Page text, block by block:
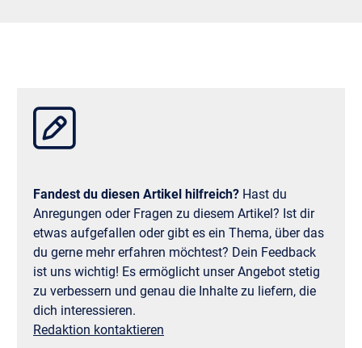
Organisation des Prozesses der Zielsetzung und -
verfolgung sowie den Fokus auf die Ergebnisse des
Fandest du diesen Artikel hilfreich? Hast du
Anregungen oder Fragen zu diesem Artikel? Ist dir
etwas aufgefallen oder gibt es ein Thema, über das
du gerne mehr erfahren möchtest? Dein Feedback
ist uns wichtig! Es ermöglicht unser Angebot stetig
zu verbessern und genau die Inhalte zu liefern, die
dich interessieren.
Redaktion kontaktieren